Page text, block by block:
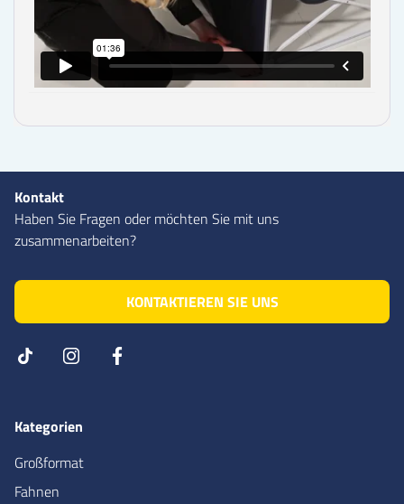
Kontakt
Haben Sie Fragen oder möchten Sie mit uns
zusammenarbeiten?
KONTAKTIEREN SIE UNS
Kategorien
Großformat
Fahnen